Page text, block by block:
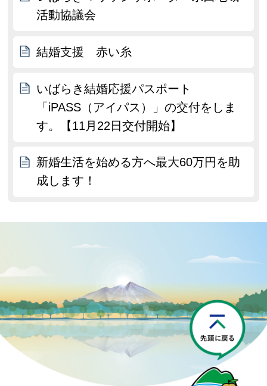
活動協議会
結婚支援 赤い糸
いばらき結婚応援パスポート
「iPASS（アイパス）」の交付をしま
す。【11月22日交付開始】
新婚生活を始める方へ最大60万円を助
成します！